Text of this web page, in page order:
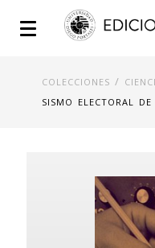
COLECCIONES /
SISMO ELECTORAL DE